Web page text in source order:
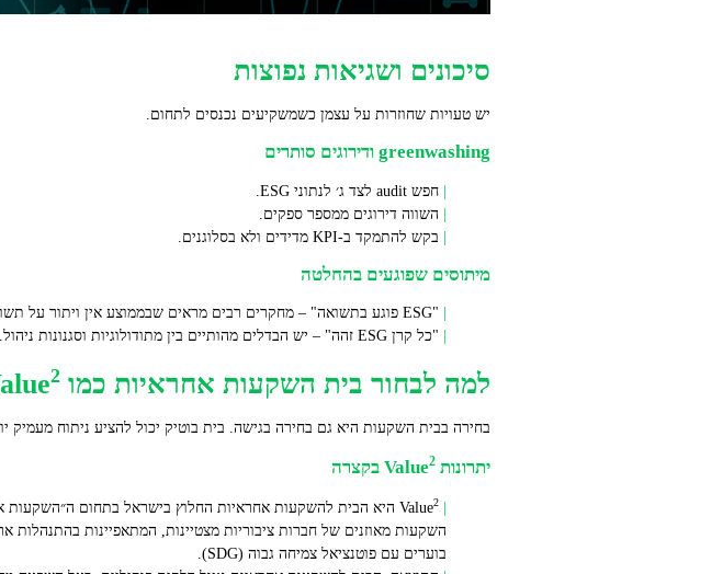
סיכונים ושגיאות נפוצות
יש טעויות שחוזרות על עצמן כשמשקיעים נכנסים לתחום.
greenwashing ודירוגים סותרים
חפש audit לצד ג׳ לנתוני ESG.
השווה דירוגים ממספר ספקים.
בקש להתמקד ב‑KPI מדידים ולא בסלוגנים.
מיתוסים שפוגעים בהחלטה
"ESG פוגע בתשואה" – מחקרים רבים מראים שבממוצע אין ויתור על תשואה, ולעתים יש שיפור בסיכון מטה.
"כל קרן ESG זהה" – יש הבדלים מהותיים בין מתודולוגיות וסגנונות ניהול.
למה לבחור בית השקעות אחראיות כמו Value 2
בחירה בבית השקעות היא גם בחירה בגישה. בית בוטיק יכול להציע ניתוח מעמיק
יתרונות Value 2 בקצרה
Value2
בוערים עם פוטנציאל צמיחה גבוה (SDG).